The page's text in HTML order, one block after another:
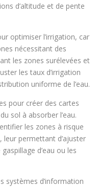
d’altitude et de pente
optimiser l’irrigation, car
nécessitant des
les zones surélevées et
les taux d’irrigation
uniforme de l’eau.
pour créer des cartes
sol à absorber l’eau.
les zones à risque
leur permettant d’ajuster
d’eau ou les
systèmes d’information